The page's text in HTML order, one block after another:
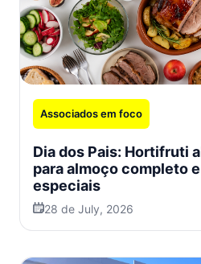
Associados em foco
Dia dos Pais: Hortifruti
para almoço completo
especiais
28 de July, 2026